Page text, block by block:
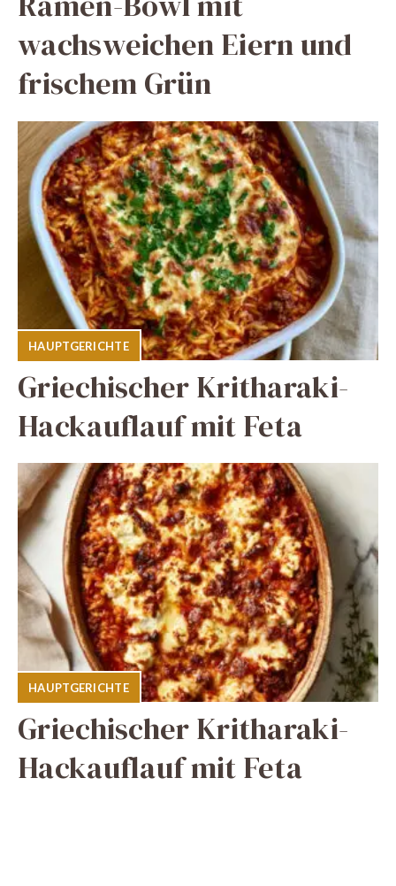
wachsweichen Eiern und
frischem Grün
HAUPTGERICHTE
Griechischer Kritharaki-
Hackauflauf mit Feta
HAUPTGERICHTE
Griechischer Kritharaki-
Hackauflauf mit Feta